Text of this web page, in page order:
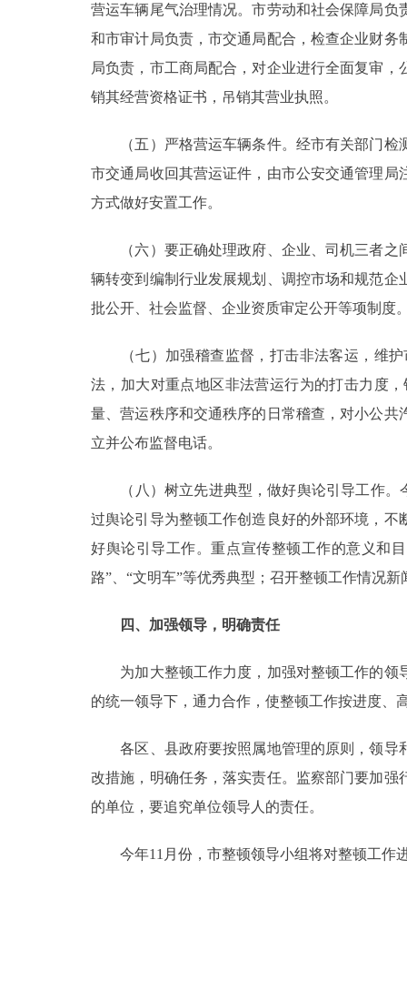
营运车辆尾气治理情况。市劳动和社会保障局
和市审计局负责，市交通局配合，检查企业财
局负责，市工商局配合，对企业进行全面复审
销其经营资格证书，吊销其营业执照。
（五）严格营运车辆条件。经市有关部门检
市交通局收回其营运证件，由市公安交通管理
方式做好安置工作。
（六）要正确处理政府、企业、司机三者之
辆转变到编制行业发展规划、调控市场和规范
批公开、社会监督、企业资质审定公开等项制度
（七）加强稽查监督，打击非法客运，维护
法，加大对重点地区非法营运行为的打击力度
量、营运秩序和交通秩序的日常稽查，对小公
立并公布监督电话。
（八）树立先进典型，做好舆论引导工作。
过舆论引导为整顿工作创造良好的外部环境，
好舆论引导工作。重点宣传整顿工作的意义和
路”、“文明车”等优秀典型；召开整顿工作情况
四、加强领导，明确责任
为加大整顿工作力度，加强对整顿工作的领
的统一领导下，通力合作，使整顿工作按进度、
各区、县政府要按照属地管理的原则，领导
改措施，明确任务，落实责任。监察部门要加
的单位，要追究单位领导人的责任。
今年11月份，市整顿领导小组将对整顿工作